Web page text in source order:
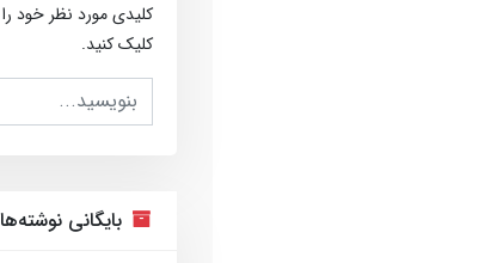
کلیدی مورد نظر خود
کلیک کنید.
بایگانی نوشته‌ها